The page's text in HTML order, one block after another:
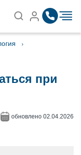
при
обновлено 02.04.2026